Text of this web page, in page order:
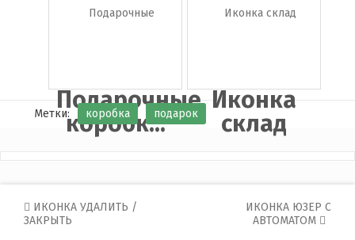
Подарочные
коробк...
Иконка
склад
Метки: коробка подарок
Post
ИКОНКА УДАЛИТЬ /
ЗАКРЫТЬ
ИКОНКА ЮЗЕР С
АВТОМАТОМ